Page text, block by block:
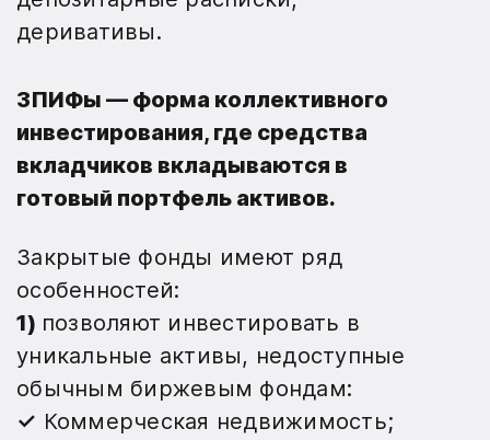
деривативы.
ЗПИФы — форма коллективного
инвестирования, где средства
вкладчиков вкладываются в
готовый портфель активов.
Закрытые фонды имеют ряд
особенностей:
1) позволяют инвестировать в
уникальные активы, недоступные
обычным биржевым фондам:
✓ Коммерческая недвижимость;